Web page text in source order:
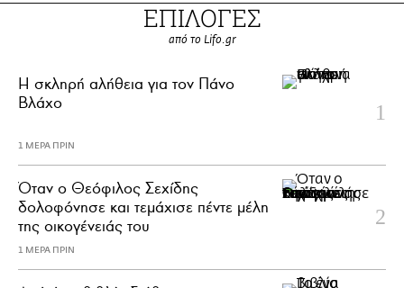
ΕΠΙΛΟΓΕΣ
από το Lifo.gr
H σκληρή αλήθεια για τον Πάνο
Βλάχο
1 ΜΕΡΑ ΠΡΙΝ
Όταν ο Θεόφιλος Σεχίδης
δολοφόνησε και τεμάχισε πέντε μέλη
της οικογένειάς του
1 ΜΕΡΑ ΠΡΙΝ